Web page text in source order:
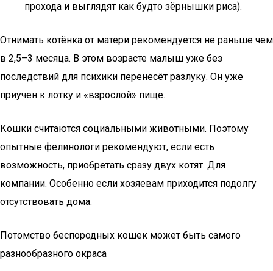
прохода и выглядят как будто зёрнышки риса).
Отнимать котёнка от матери рекомендуется не раньше чем
в 2,5–3 месяца. В этом возрасте малыш уже без
последствий для психики перенесёт разлуку. Он уже
приучен к лотку и «взрослой» пище.
Кошки считаются социальными животными. Поэтому
опытные фелинологи рекомендуют, если есть
возможность, приобретать сразу двух котят. Для
компании. Особенно если хозяевам приходится подолгу
отсутствовать дома.
Потомство беспородных кошек может быть самого
разнообразного окраса